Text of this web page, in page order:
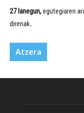
27 lanegun,egutegiaren
direnak.
Atzera